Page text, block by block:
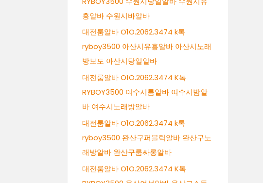
흥알바 수원시바알바
대전룸알바 O1O.2062.3474 k톡
ryboy3500 아산시유흥알바 아산시노래
방보도 아산시당일알바
대전룸알바 O1O.2062.3474 K톡
RYBOY3500 여수시룸알바 여수시밤알
바 여수시노래방알바
대전룸알바 O1O.2062.3474 k톡
ryboy3500 완산구퍼블릭알바 완산구노
래방알바 완산구룸싸롱알바
대전룸알바 O1O.2062.3474 K톡